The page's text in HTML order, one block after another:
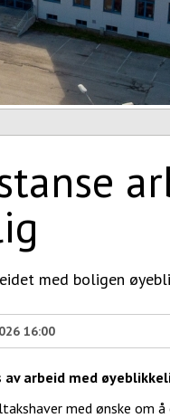
med boligen
16:00
arbeid med
med ønske om å